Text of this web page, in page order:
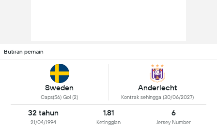
Butiran pemain
Sweden
Caps(56) Gol (2)
Anderlecht
Kontrak sehingga (30/06/2027)
32 tahun
21/04/1994
1.81
Ketinggian
6
Jersey Number